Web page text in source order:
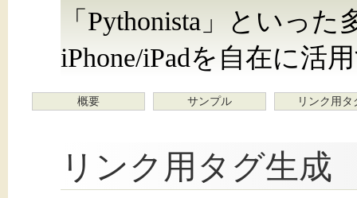
「Pythonista」といっ
iPhone/iPadを自在に活
概要 サンプル リンク用タ
リンク用タグ生成